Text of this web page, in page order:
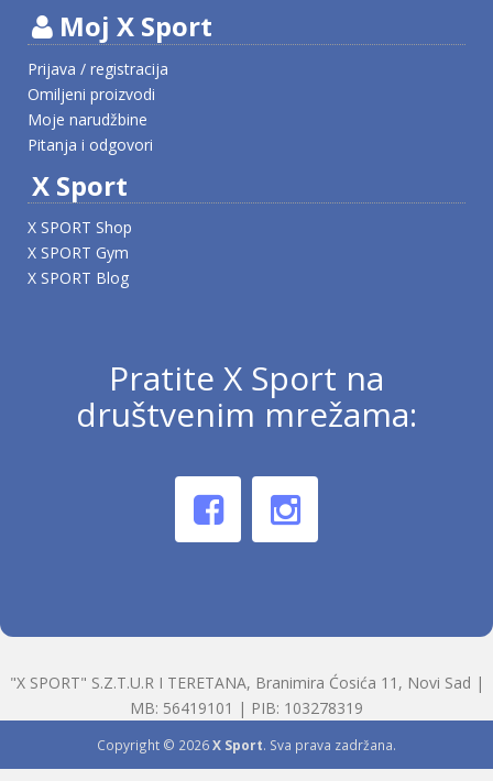
Moj X Sport
Prijava / registracija
Omiljeni proizvodi
Moje narudžbine
Pitanja i odgovori
X Sport
X SPORT Shop
X SPORT Gym
X SPORT Blog
Pratite X Sport na
društvenim mrežama:
"X SPORT" S.Z.T.U.R I TERETANA, Branimira Ćosića 11, Novi Sad |
MB: 56419101 | PIB: 103278319
Copyright © 2026X Sport. Sva prava zadržana.